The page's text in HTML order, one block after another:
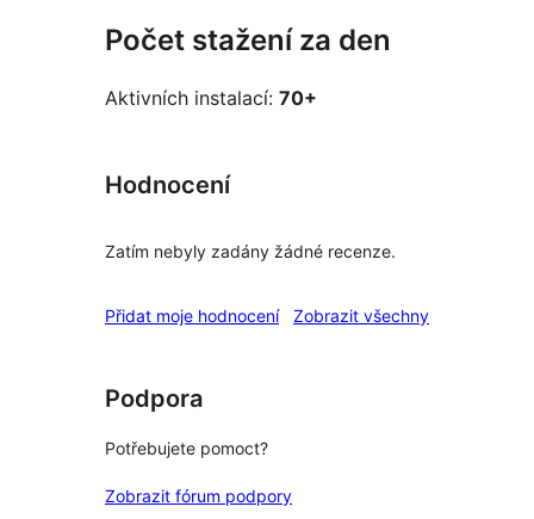
Počet stažení za den
Aktivních instalací: 70+
Hodnocení
Zatím nebyly zadány žádné recenze.
Přidat moje hodnocení Zobrazit všechnyrecenze
Podpora
Potřebujete pomoct?
Zobrazit fórum podpory